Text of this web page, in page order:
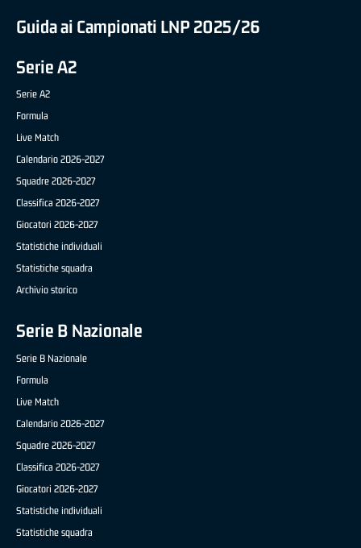
Guida ai Campionati LNP 2025/26
Serie A2
Serie A2
Formula
Live Match
Calendario 2026-2027
Squadre 2026-2027
Classifica 2026-2027
Giocatori 2026-2027
Statistiche individuali
Statistiche squadra
Archivio storico
Serie B Nazionale
Serie B Nazionale
Formula
Live Match
Calendario 2026-2027
Squadre 2026-2027
Classifica 2026-2027
Giocatori 2026-2027
Statistiche individuali
Statistiche squadra